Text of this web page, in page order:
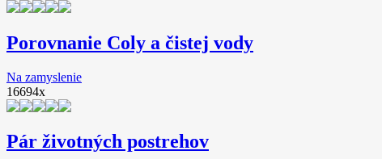
Porovnanie Coly a čistej vody
Na zamyslenie
16694x
Pár životných postrehov